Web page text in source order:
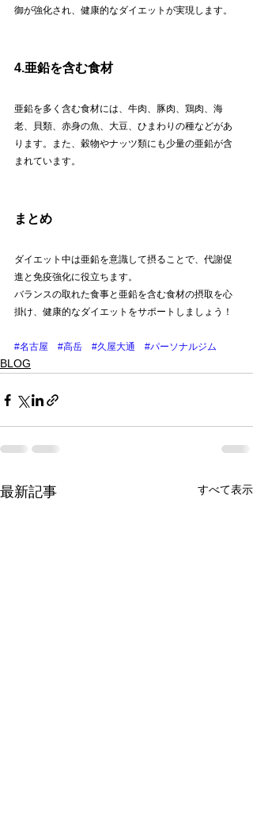
御が強化され、健康的なダイエットが実現します。
4.亜鉛を含む食材
亜鉛を多く含む食材には、牛肉、豚肉、鶏肉、海
老、貝類、赤身の魚、大豆、ひまわりの種などがあ
ります。また、穀物やナッツ類にも少量の亜鉛が含
まれています。
まとめ
ダイエット中は亜鉛を意識して摂ることで、代謝促
進と免疫強化に役立ちます。
バランスの取れた食事と亜鉛を含む食材の摂取を心
掛け、健康的なダイエットをサポートしましょう！
#名古屋 #高岳 #久屋大通 #パーソナルジム
BLOG
最新記事 すべて表示